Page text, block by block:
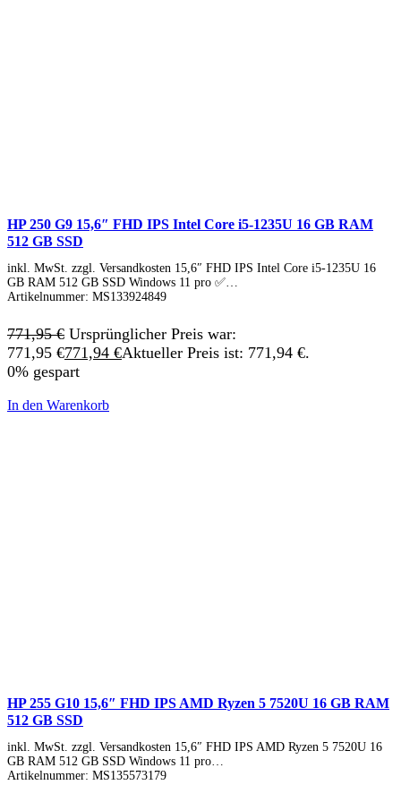
HP 250 G9 15,6″ FHD IPS Intel Core i5-1235U 16 GB RAM
512 GB SSD
inkl. MwSt. zzgl. Versandkosten 15,6″ FHD IPS Intel Core i5-1235U 16
GB RAM 512 GB SSD Windows 11 pro ✅…
Artikelnummer: MS133924849
771,95€ Ursprünglicher Preis war:
771,95 €771,94 €Aktueller Preis ist: 771,94 €.
0% gespart
In den Warenkorb
HP 255 G10 15,6″ FHD IPS AMD Ryzen 5 7520U 16 GB RAM
512 GB SSD
inkl. MwSt. zzgl. Versandkosten 15,6″ FHD IPS AMD Ryzen 5 7520U 16
GB RAM 512 GB SSD Windows 11 pro…
Artikelnummer: MS135573179